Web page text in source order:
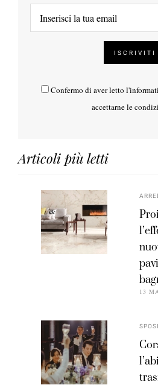
Confermo di aver letto l'
accettarne le
Articoli più letti
13